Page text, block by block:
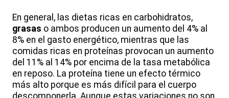
En general, las dietas ricas en carbohidratos,
grasas o ambos producen un aumento del 4% al
8% en el gasto energético, mientras que las
comidas ricas en proteínas provocan un aumento
del 11% al 14% por encima de la tasa metabólica
en reposo. La proteína tiene un efecto térmico
más alto porque es más difícil para el cuerpo